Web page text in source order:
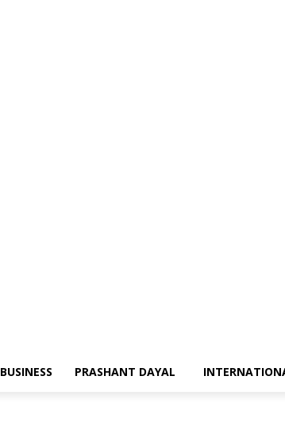
BUSINESS PRASHANT DAYAL